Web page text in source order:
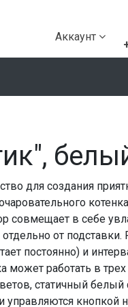
Аккаунт
для создания
совмещает в себе
от
постоянно) и
может работать в
статичный белый
кнопкой